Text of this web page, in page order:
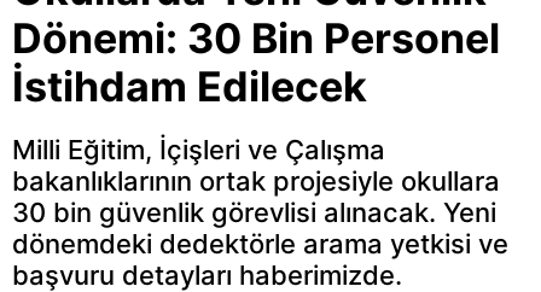
Dönemi: 30 Bin Personel
İstihdam Edilecek
Milli Eğitim, İçişleri ve Çalışma
bakanlıklarının ortak projesiyle okullara
30 bin güvenlik görevlisi alınacak. Yeni
dönemdeki dedektörle arama yetkisi ve
başvuru detayları haberimizde.